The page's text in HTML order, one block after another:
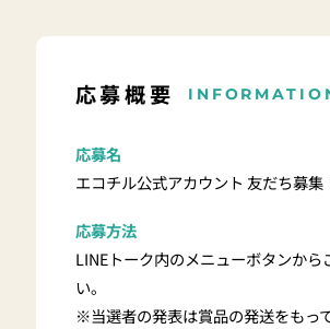
応募概要
応募名
エコチル公式アカウント 友だち募集
応募方法
LINEトーク内のメニューボタンから
い。
※当選者の発表は賞品の発送をもっ